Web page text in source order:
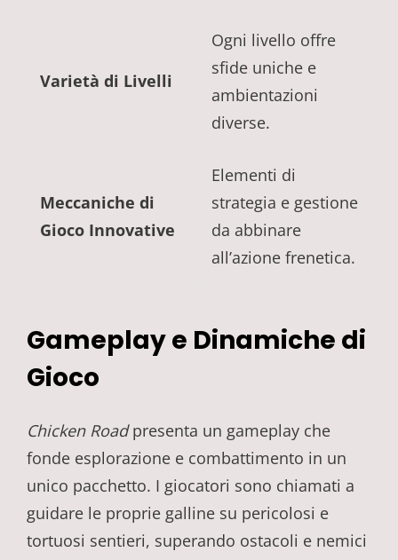
Varietà di Livelli
Ogni livello offre
sfide uniche e
ambientazioni
diverse.
Meccaniche di
Gioco Innovative
Elementi di
strategia e gestione
da abbinare
all’azione frenetica.
Gameplay e Dinamiche di
Gioco
Chicken Roadpresenta un gameplay che
fonde esplorazione e combattimento in un
unico pacchetto. I giocatori sono chiamati a
guidare le proprie galline su pericolosi e
tortuosi sentieri, superando ostacoli e nemici